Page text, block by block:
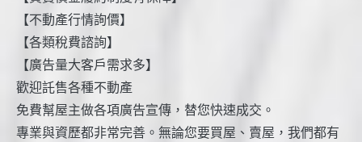
【不動產行情詢價】
【各類稅費諮詢】
【廣告量大客戶需求多】
歡迎託售各種不動產
免費幫屋主做各項廣告宣傳，替您快速成交。
專業與資歷都非常完善。無論您要買屋、賣屋，我們都有